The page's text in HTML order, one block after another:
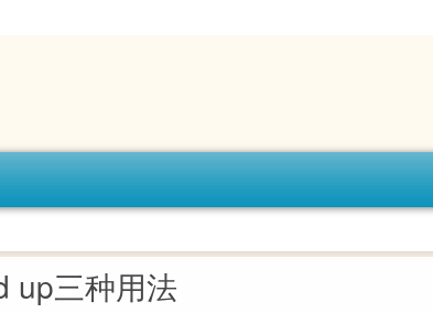
up三种用法